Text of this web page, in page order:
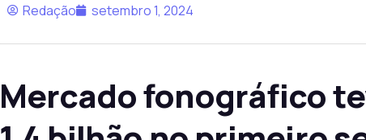
Redação setembro 1, 2024
Mercado fonográfico